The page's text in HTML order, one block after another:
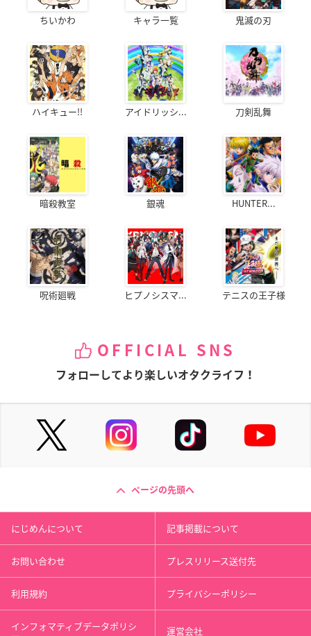
ちいかわ キャラ一覧 鬼滅の刃
ハイキュー!! アイドリッシ... 刀剣乱舞
暗殺教室 銀魂 HUNTER...
呪術廻戦 ヒプノシスマ... テニスの王子様
OFFICIAL SNS
フォローしてより楽しいオタクライフ！
ページの先頭へ
にじめんについて 記事掲載について
お問い合わせ プレスリリース送付先
利用規約 プライバシーポリシー
インフォマティブデータポリシ 運営会社